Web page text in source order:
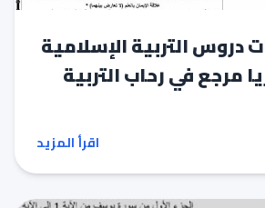
التربية الإسلامية
مرجع في رحاب التربية
اقرأ المزيد